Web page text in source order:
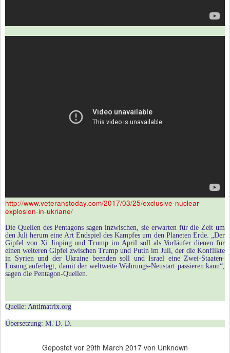
http://www.veteranstoday.com/2017/03/25/exclusive-nuclear-
explosion-in-ukriane/
Die Quellen des Pentagons sagen inzwischen, sie erwarten für die Zeit um
den Juli herum eine Art Endspiel des Kampfes um den Planeten Erde. „Der
Gipfel von Xi Jinping und Trump im April soll als Vorläufer dienen für
einen weiteren Gipfel zwischen Trump und Putin im Juli, der die Konflikte
in Syrien und der Ukraine beenden soll und Israel eine Zwei-Staaten-
Lösung auferlegt, damit der weltweite Währungs-Neustart passieren kann“,
sagen die Pentagon-Quellen.
Quelle: Antimatrix.org
Übersetzung: M. D. D.
Gepostet vor 29th March 2017 von Unknown